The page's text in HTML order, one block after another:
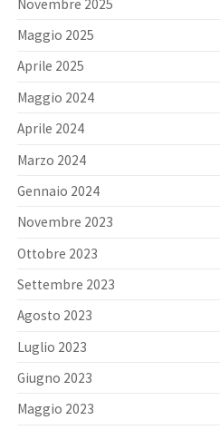
Novembre 2025
Maggio 2025
Aprile 2025
Maggio 2024
Aprile 2024
Marzo 2024
Gennaio 2024
Novembre 2023
Ottobre 2023
Settembre 2023
Agosto 2023
Luglio 2023
Giugno 2023
Maggio 2023